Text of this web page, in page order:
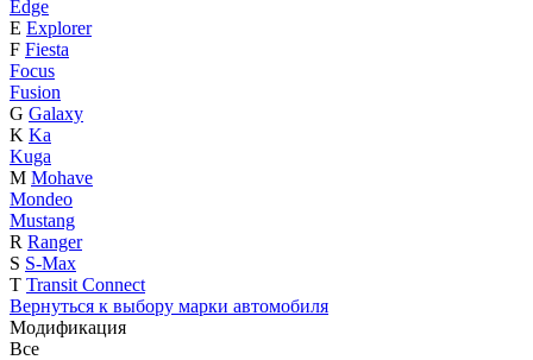
Edge
E Explorer
F Fiesta
Focus
Fusion
G Galaxy
K Ka
Kuga
M Mohave
Mondeo
Mustang
R Ranger
S S-Max
T Transit Connect
Вернуться к выбору марки автомобиля
Модификация
Все